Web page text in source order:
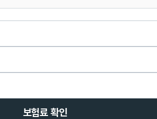
보험료 확인